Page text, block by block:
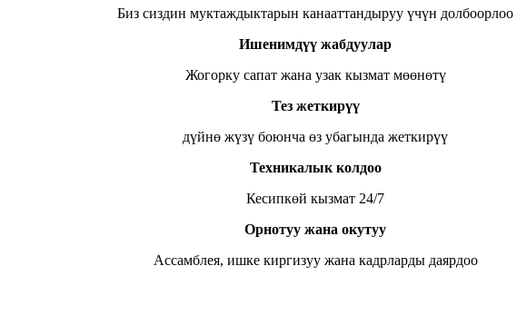
Биз сиздин муктаждыктарын канааттандыруу үчүн долбоорлоо
Ишенимдүү жабдуулар
Жогорку сапат жана узак кызмат мөөнөтү
Тез жеткирүү
дүйнө жүзү боюнча өз убагында жеткирүү
Техникалык колдоо
Кесипкөй кызмат 24/7
Орнотуу жана окутуу
Ассамблея, ишке киргизуу жана кадрларды даярдоо